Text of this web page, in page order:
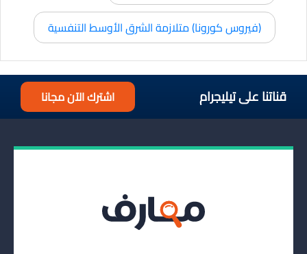
(فيروس كورونا) متلازمة الشرق الأوسط التنفسية
قناتنا على تيليجرام اشترك الآن مجانا